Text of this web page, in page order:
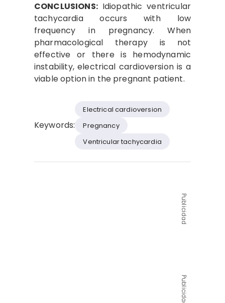
CONCLUSIONS:Idiopathic ventricular
tachycardia occurs with low
frequency in pregnancy. When
pharmacological therapy is not
effective or there is hemodynamic
instability, electrical cardioversion is a
viable option in the pregnant patient.
Keywords:
Electrical cardioversion
Pregnancy
Ventricular tachycardia
Publicidad
Publicidad